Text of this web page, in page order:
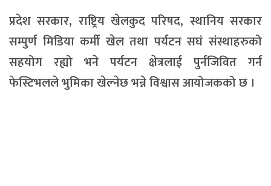
प्रदेश सरकार, राष्ट्रिय खेलकुद परिषद, स्थानिय सरकार
सम्पुर्ण मिडिया कर्मी खेल तथा पर्यटन सघं संस्थाहरुको
सहयोग रह्यो भने पर्यटन क्षेत्रलाई पुर्नजिवित गर्न
फेस्टिभलले भुमिका खेल्नेछ भन्ने विश्वास आयोजकको छ ।